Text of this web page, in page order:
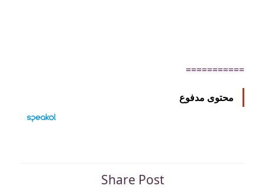
===========
محتوى مدفوع
Share Post